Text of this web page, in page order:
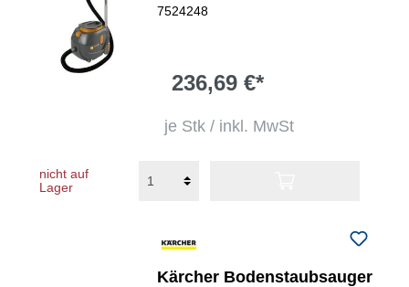
7524248
236,69 €*
je Stk / inkl. MwSt
nicht auf
Lager
Kärcher Bodenstaubsauger